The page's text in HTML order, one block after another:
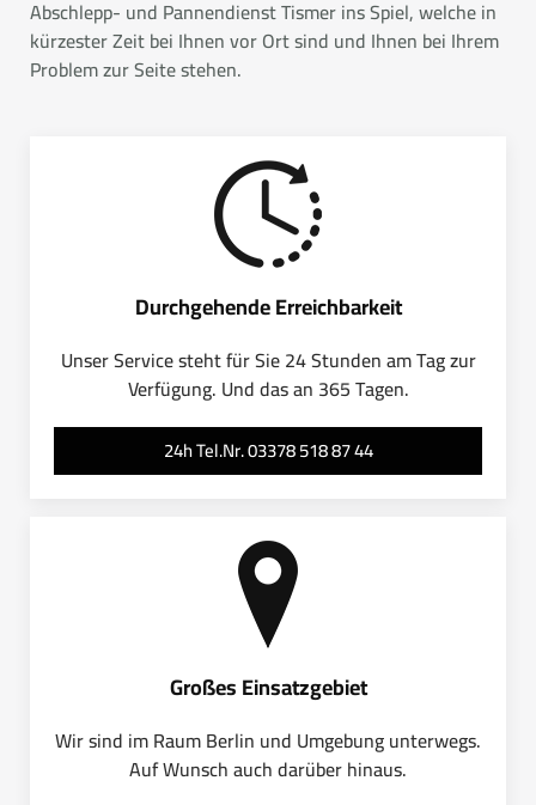
Abschlepp- und Pannendienst Tismer ins Spiel, welche in
kürzester Zeit bei Ihnen vor Ort sind und Ihnen bei Ihrem
Problem zur Seite stehen.
Durchgehende Erreichbarkeit
Unser Service steht für Sie 24 Stunden am Tag zur
Verfügung. Und das an 365 Tagen.
24h Tel.Nr. 03378 518 87 44
Großes Einsatzgebiet
Wir sind im Raum Berlin und Umgebung unterwegs.
Auf Wunsch auch darüber hinaus.